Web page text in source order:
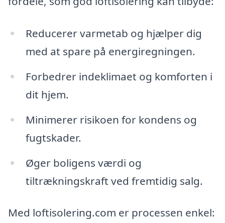
Reducerer varmetab og hjælper dig
med at spare på energiregningen.
Forbedrer indeklimaet og komforten i
dit hjem.
Minimerer risikoen for kondens og
fugtskader.
Øger boligens værdi og
tiltrækningskraft ved fremtidig salg.
Med loftisolering.com er processen enkel: